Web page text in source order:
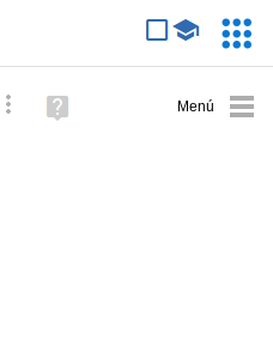
Búsqueda avanzada
Ayuda
(en